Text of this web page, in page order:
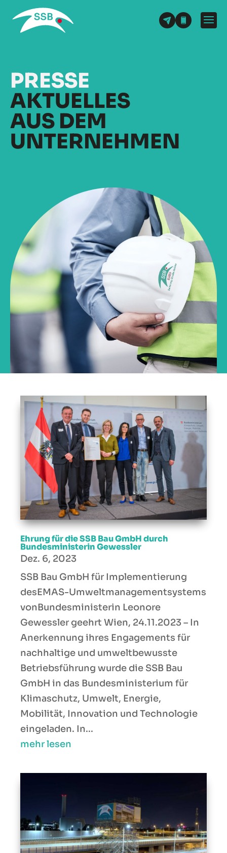
PRESSE
AKTUELLES
AUS DEM
UNTER­NEHMEN
Ehrung für die SSB Bau GmbH durch
Bundesministerin Gewessler
Dez. 6, 2023
SSB Bau GmbH für Implementierung
desEMAS-Umweltmanagementsystems
vonBundesministerin Leonore
Gewessler geehrt Wien, 24.11.2023 – In
Anerkennung ihres Engagements für
nachhaltige und umweltbewusste
Betriebsführung wurde die SSB Bau
GmbH in das Bundesministerium für
Klimaschutz, Umwelt, Energie,
Mobilität, Innovation und Technologie
eingeladen. In...
mehr lesen